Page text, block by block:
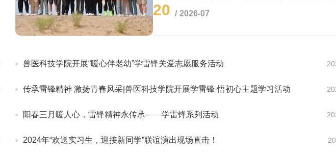
勤县作为河西走廊重要生态屏障，荒漠化治理任务艰巨。
20 2026-07
兽医科技学院开展“暖心伴老幼”学雷锋关爱志愿服务活动
传承雷锋精神 激扬青春风采|兽医科技学院开展学雷锋·悟初心主题学习活动
阳春三月暖人心，雷锋精神永传承——学雷锋系列活动
2024年“欢送实习生，迎接新同学”联谊演出现场直击！